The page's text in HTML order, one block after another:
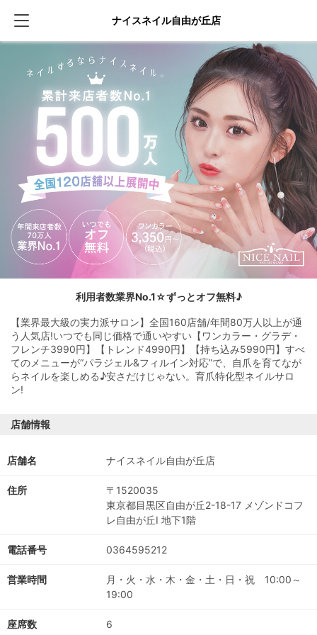
ナイスネイル自由が丘店
利用者数業界No.1☆ずっとオフ無料♪
【業界最大級の実力派サロン】全国160店舗/年間80万人以上が通
う人気店!いつでも同じ価格で通いやすい【ワンカラー・グラデ・
フレンチ3990円】【トレンド4990円】【持ち込み5990円】すべ
てのメニューが“パラジェル&フィルイン対応”で、自爪を育てなが
らネイルを楽しめる♪安さだけじゃない。育爪特化型ネイルサロ
ン!
店舗情報
店舗名 ナイスネイル自由が丘店
住所
〒1520035
東京都目黒区自由が丘2-18-17 メゾンドコフ
レ自由が丘Ⅰ 地下1階
電話番号 0364595212
営業時間
月・火・水・木・金・土・日・祝 10:00～
19:00
座席数 6